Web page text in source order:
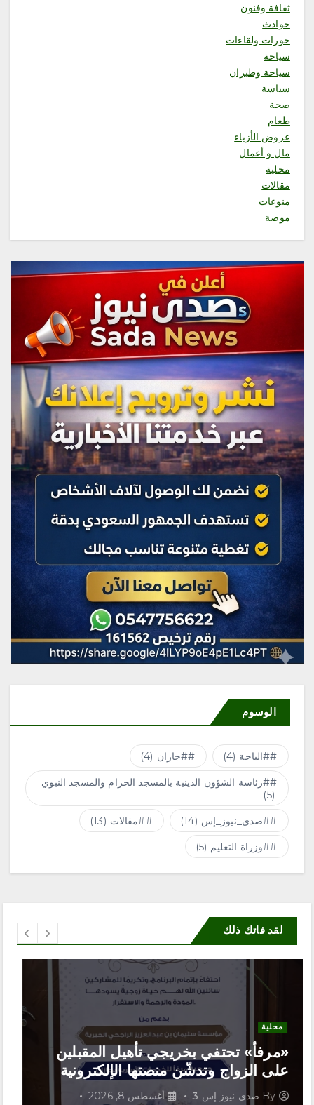
4
جازان ترسم مستقبلها.. انطلاق
للاستثمار والتخطيط
أغسطس 7, 2026
ثقافة وفنون
حوادث
حورات ولقاءات
سياحة
سياحة وطيران
سياسة
صحة
طعام
عروض الأزياء
مال و أعمال
محلية
مقالات
منوعات
موضة
الوسوم
#الباحة (4) #جازان (4)
#رئاسة الشؤون الدينية بالمسجد الحرام والمسجد النبوي
(5)
#صدى_نيوز_إس (14) #مقالات (13)
#وزراة التعليم (5)
لقد فاتك ذلك
محلية
«صيف العنود»… أمسية جعلت من
الجمهور بطلًا ومن الخيال لغةً للحياة
By صدى نيوز إس 3
أغسطس 7, 2026